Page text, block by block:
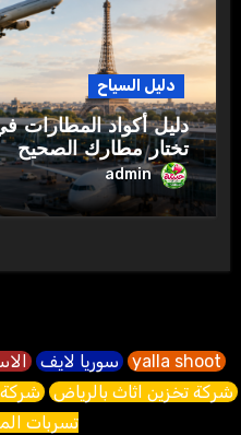
دليل السياح
تختار مطارك الصحيح
admin
yalla shoot سوريا لايف
شركة تخزين اثاث بالرياض شركة
تسربات